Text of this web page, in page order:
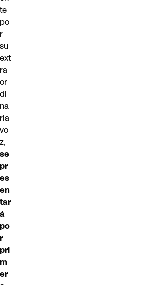
te
po
r
su
ext
ra
or
di
na
ria
vo
z,
se
pr
es
en
tar
á
po
r
pri
m
er